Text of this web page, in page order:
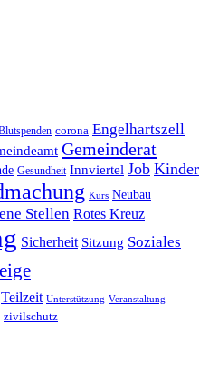
corona Engelhartszell
Gemeinderat
Gesundheit Innviertel Job Kinder
Kurs Neubau
Stellen Rotes Kreuz
Sicherheit Sitzung Soziales
Teilzeit Unterstützung Veranstaltung
zivilschutz